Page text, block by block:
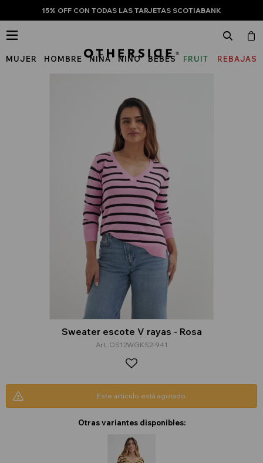
15% OFF CON TODAS LAS TARJETAS SCOTIABANK
MUJER HOMBRE NIÑA NIÑO BEBÉS
FRUIT
REBAJAS

Sweater escote V rayas - Rosa
OS12WGKS2-941
Este artículo está agotado.
Otras variantes disponibles: